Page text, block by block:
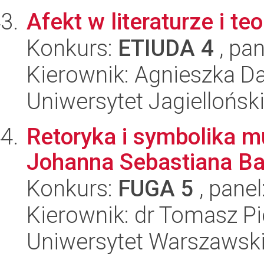
Afekt w literaturze i
Konkurs: ETIUDA 4 ,
Kierownik: Agnieszka
Uniwersytet
Retoryka i symbolika
Johanna Sebastiana
Konkurs: FUGA 5 ,
Kierownik: dr Tomasz
Uniwersytet